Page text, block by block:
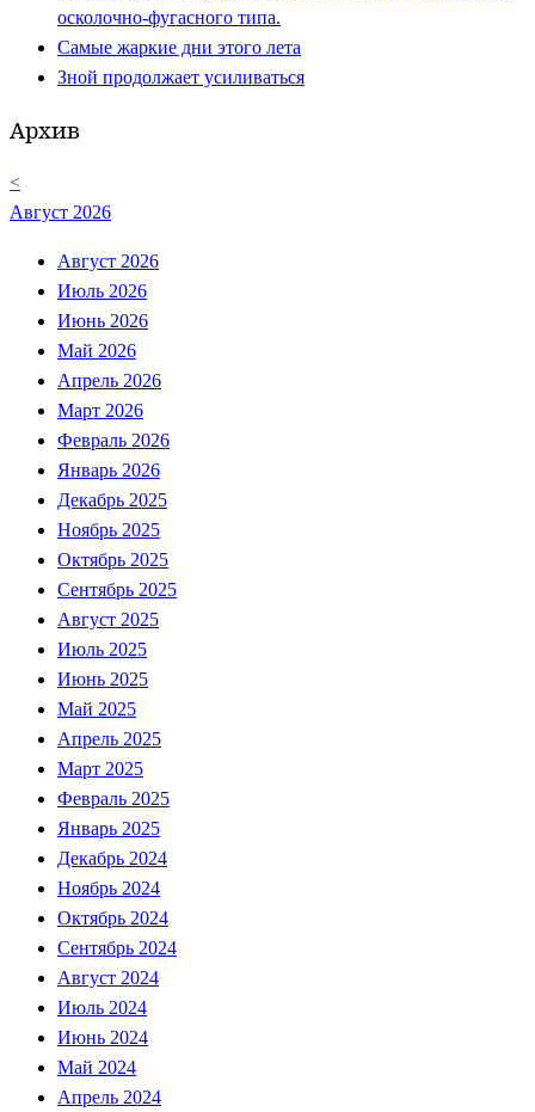
осколочно-фугасного типа.
Самые жаркие дни этого лета
Зной продолжает усиливаться
Архив
<
Август 2026
Август 2026
Июль 2026
Июнь 2026
Май 2026
Апрель 2026
Март 2026
Февраль 2026
Январь 2026
Декабрь 2025
Ноябрь 2025
Октябрь 2025
Сентябрь 2025
Август 2025
Июль 2025
Июнь 2025
Май 2025
Апрель 2025
Март 2025
Февраль 2025
Январь 2025
Декабрь 2024
Ноябрь 2024
Октябрь 2024
Сентябрь 2024
Август 2024
Июль 2024
Июнь 2024
Май 2024
Апрель 2024